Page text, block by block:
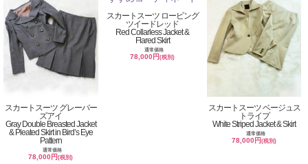
スカートスーツ グレーバー
ズアイ
Gray Double Breasted Jacket
& Pleated Skirt in Bird’s Eye
Pattern
通常価格
78,000円(税別)
スカートスーツ ロービング
ツイードレッド
Red Collarless Jacket &
Flared Skirt
通常価格
78,000円(税別)
スカートスーツ ベージュス
トライプ
White Striped Jacket & Skirt
通常価格
78,000円(税別)